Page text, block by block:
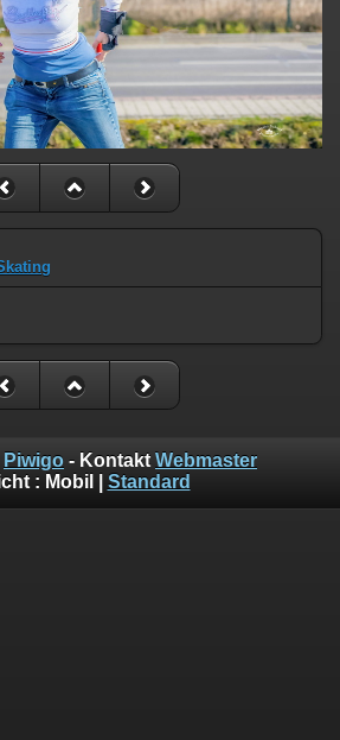
Piwigo - Kontakt Webmaster
: Mobil Standard